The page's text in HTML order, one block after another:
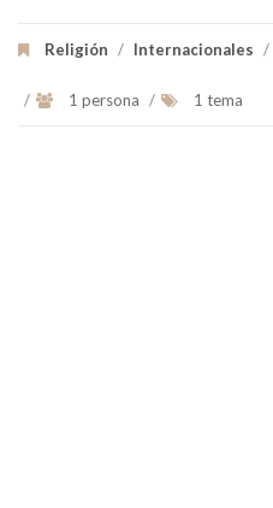
Religión / Internacionales /
/ 1 persona / 1 tema